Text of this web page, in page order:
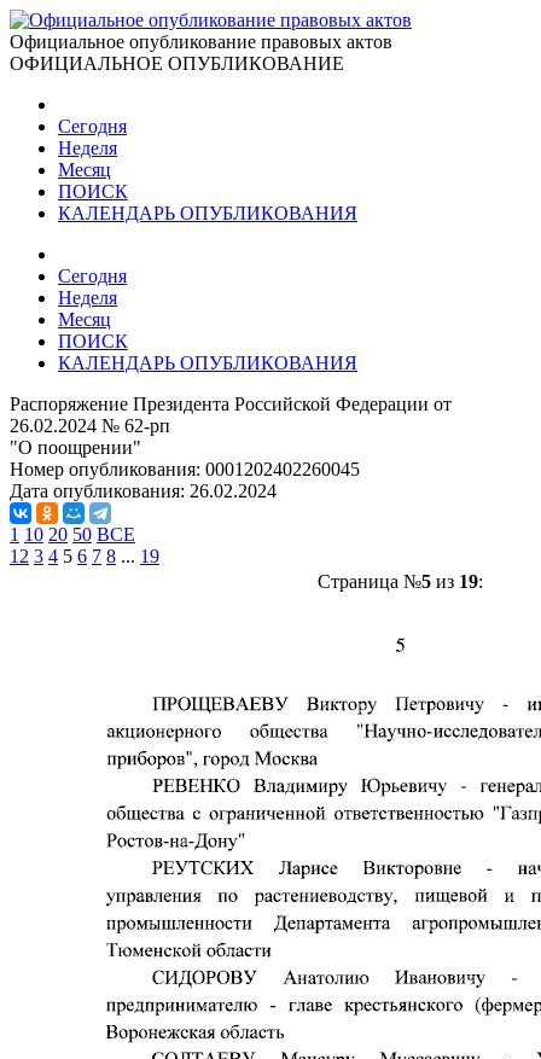
Официальное опубликование правовых актов
ОФИЦИАЛЬНОЕ ОПУБЛИКОВАНИЕ
Сегодня
Неделя
Месяц
ПОИСК
КАЛЕНДАРЬ ОПУБЛИКОВАНИЯ
Сегодня
Неделя
Месяц
ПОИСК
КАЛЕНДАРЬ ОПУБЛИКОВАНИЯ
Распоряжение Президента Российской Федерации от
26.02.2024 № 62-рп
"О поощрении"
Номер опубликования: 0001202402260045
Дата опубликования: 26.02.2024
1 10 20 50 ВСЕ
1 2 3 4 5 6 7 8 ... 19
Страница №5из 19: